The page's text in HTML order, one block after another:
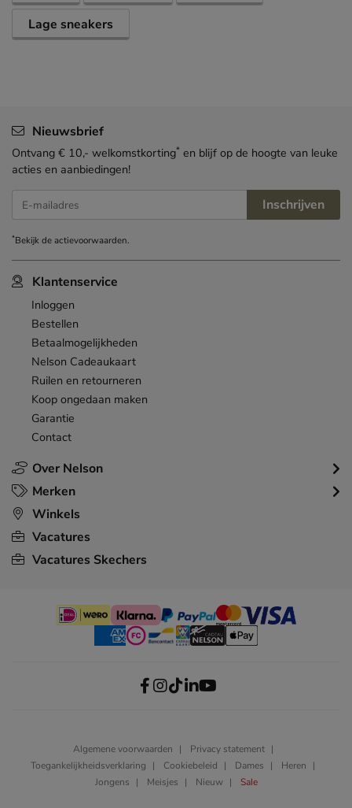
Lage sneakers
Over Nelson
Klantenservice
Inloggen
Bestellen
Betaalmogelijkheden
Nelson Cadeaukaart
Ruilen en retourneren
Koop ongedaan maken
Garantie
Contact
Merken
Winkels
Vacatures
Vacatures Skechers
Nieuwsbrief
Ontvang € 10,- welkomstkorting* en blijf op de hoogte van leuke
acties en aanbiedingen!
E-mailadres Inschrijven
*Bekijk deactievoorwaarden.
Algemene voorwaarden
Privacy statement
Toegankelijkheidsverklaring
Cookiebeleid Dames
Heren
Jongens
Meisjes Nieuw Sale